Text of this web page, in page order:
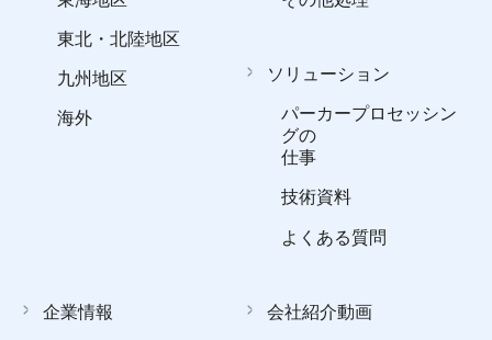
東北・北陸地区
九州地区
海外
ソリューション
パーカープロセッシン
グの
仕事
技術資料
よくある質問
企業情報 会社紹介動画